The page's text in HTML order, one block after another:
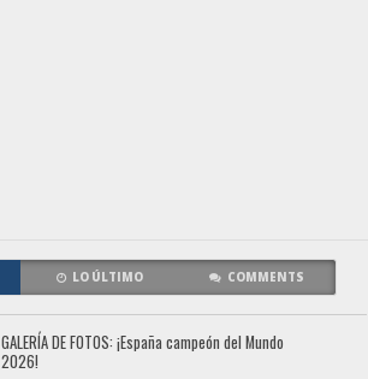
LO ÚLTIMO COMMENTS
GALERÍA DE FOTOS: ¡España campeón del Mundo
2026!